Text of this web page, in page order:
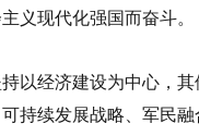
义现代化强国而奋斗。
以经济建设为中心，
持续发展战略、军民